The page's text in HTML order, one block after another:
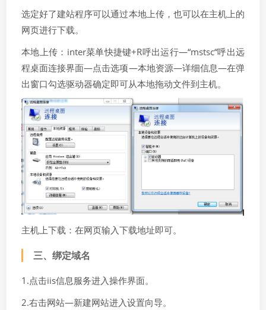
选定好了建站程序可以通过本地上传，也可以在主机上的
网页进行下载。
本地上传：inter菜单快捷键+R呼出运行—“mstsc“呼出远
程桌面连接界面—点击选项—本地资源—详细信息—在弹
出窗口勾选驱动器确定即可从本地拖动文件到主机。
主机上下载：在网页输入下载地址即可。
三、绑定域名
1.点击iis信息服务进入操作界面。
2.右击网站—新建网站进入设置向导。